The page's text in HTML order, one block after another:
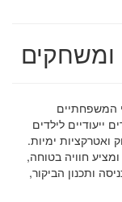
ומשחקים
המשפחתיים
ייעודיים לילדים
ואטרקציות ימיות.
חוויה בטוחה,
ותכנון הביקור,